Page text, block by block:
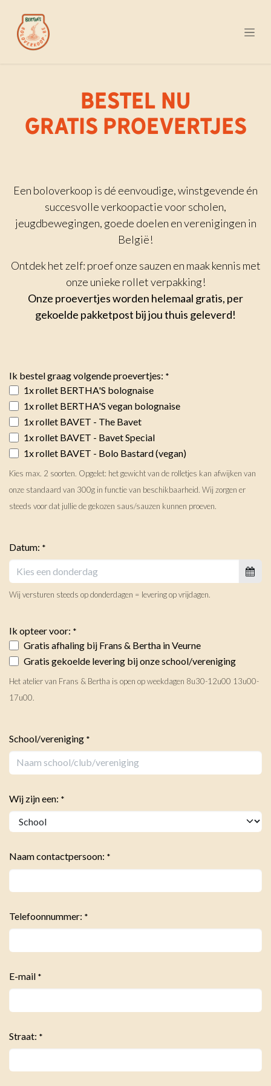
BESTEL NU
GRATIS PROEVERTJES
Een boloverkoop is dé eenvoudige, winstgevende én
succesvolle verkoopactie voor scholen,
jeugdbewegingen, goede doelen en verenigingen in
België!
Ontdek het zelf: proef onze sauzen en maak kennis met
onze unieke rollet verpakking!
Onze proevertjes worden helemaal gratis, per
gekoelde pakketpost bij jou thuis geleverd!
Ik bestel graag volgende proevertjes: *
1x rollet BERTHA'S bolognaise
1x rollet BERTHA'S vegan bolognaise
1x rollet BAVET - The Bavet
1x rollet BAVET - Bavet Special
1x rollet BAVET - Bolo Bastard (vegan)
Kies max. 2 soorten. Opgelet: het gewicht van de rolletjes kan afwijken van
onze standaard van 300g in functie van beschikbaarheid. Wij zorgen er
steeds voor dat jullie de gekozen saus/sauzen kunnen proeven.
Datum: *
Wij versturen steeds op donderdagen = levering op vrijdagen.
Ik opteer voor: *
Gratis afhaling bij Frans & Bertha in Veurne
Gratis gekoelde levering bij onze school/vereniging
Het atelier van Frans & Bertha is open op weekdagen 8u30-12u00 13u00-
17u00.
School/vereniging *
Wij zijn een: *
Naam contactpersoon: *
Telefoonnummer: *
E-mail *
Straat: *